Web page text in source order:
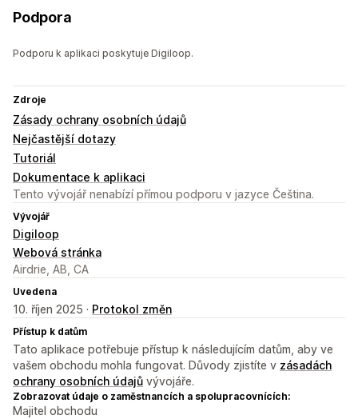
Podpora
Podporu k aplikaci poskytuje Digiloop.
Zdroje
Zásady ochrany osobních údajů
Nejčastější dotazy
Tutoriál
Dokumentace k aplikaci
Tento vývojář nenabízí přímou podporu v jazyce Čeština.
Vývojář
Digiloop
Webová stránka
Airdrie, AB, CA
Uvedena
10. říjen 2025 · Protokol změn
Přístup k datům
Tato aplikace potřebuje přístup k následujícím datům, aby ve
vašem obchodu mohla fungovat. Důvody zjistíte v zásadách
ochrany osobních údajů vývojáře.
Zobrazovat údaje o zaměstnancích a spolupracovnících:
Majitel obchodu